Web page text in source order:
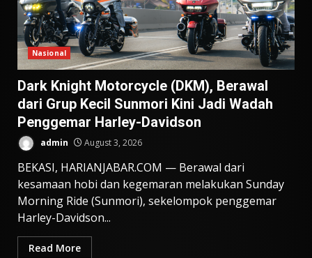
Nasional
Dark Knight Motorcycle (DKM), Berawal
dari Grup Kecil Sunmori Kini Jadi Wadah
Penggemar Harley-Davidson
admin August 3, 2026
BEKASI, HARIANJABAR.COM — Berawal dari
kesamaan hobi dan kegemaran melakukan Sunday
Morning Ride (Sunmori), sekelompok penggemar
Harley-Davidson...
Read More